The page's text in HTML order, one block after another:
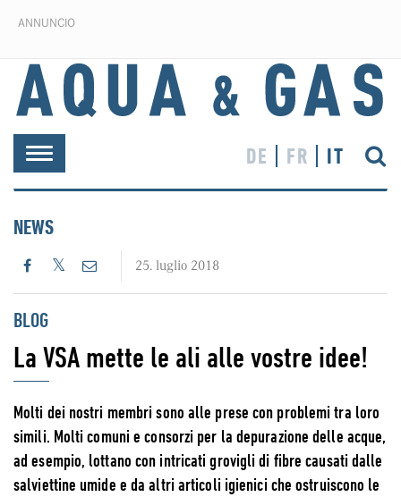
ANNUNCIO
Toggle
navigation
DE FR IT
NEWS
25. luglio 2018
BLOG
La VSA mette le ali alle vostre idee!
Molti dei nostri membri sono alle prese con problemi tra loro
simili. Molti comuni e consorzi per la depurazione delle acque,
ad esempio, lottano con intricati grovigli di fibre causati dalle
salviettine umide e da altri articoli igienici che ostruiscono le